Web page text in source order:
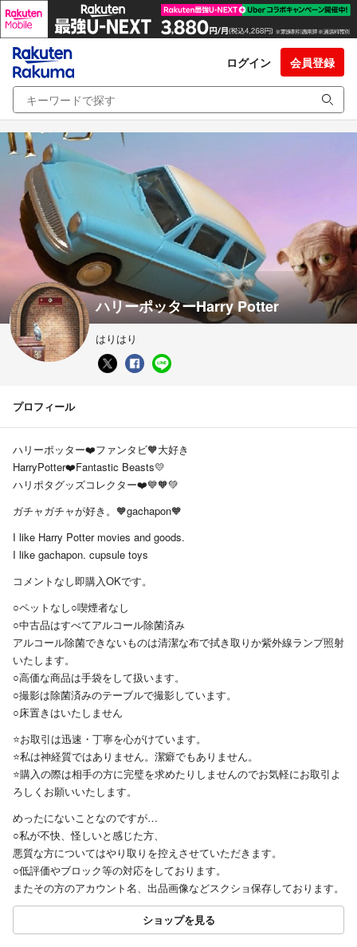
ログイン 会員登録
ハリーポッターHarry Potter
はりはり
プロフィール
ハリーポッター❤️ファンタビ🧡大好き
HarryPotter❤️Fantastic Beasts💛
ハリポタグッズコレクター❤️💙🧡💚
ガチャガチャが好き。🧡gachapon🧡
I like Harry Potter movies and goods.
I like gachapon. cupsule toys
コメントなし即購入OKです。
○ペットなし○喫煙者なし
○中古品はすべてアルコール除菌済み
アルコール除菌できないものは清潔な布で拭き取りか紫外線ランプ照射
いたします。
○高価な商品は手袋をして扱います。
○撮影は除菌済みのテーブルで撮影しています。
○床置きはいたしません
⭐️お取引は迅速・丁寧を心がけています。
⭐️私は神経質ではありません。潔癖でもありません。
⭐️購入の際は相手の方に完璧を求めたりしませんのでお気軽にお取引よ
ろしくお願いいたします。
めったにないことなのですが…
○私が不快、怪しいと感じた方、
悪質な方についてはやり取りを控えさせていただきます。
○低評価やブロック等の対応をしております。
またその方のアカウント名、出品画像などスクショ保存しております。
ショップを見る